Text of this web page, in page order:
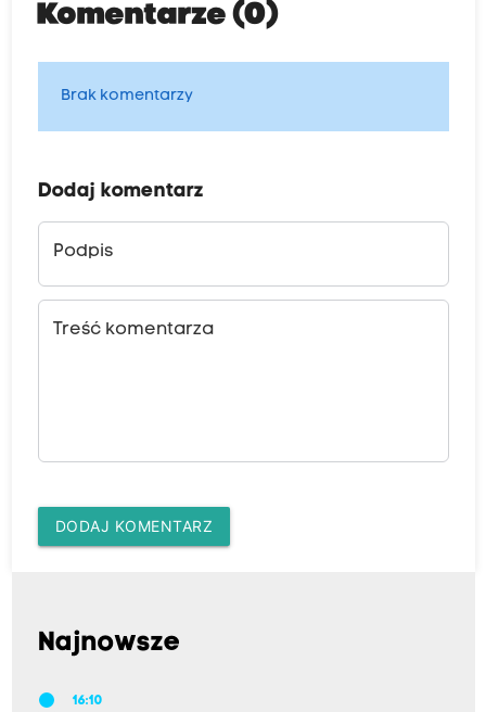
Komentarze (0)
Brak komentarzy
Dodaj komentarz
Podpis
Treść komentarza
DODAJ KOMENTARZ
Najnowsze
16:10